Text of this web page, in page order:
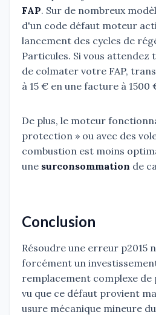
FAP. Sur de nombreux
d'un code défaut moteur
lancement des cycles de
Particules. Si vous attendez
de colmater votre FAP,
à 15 € en une facture à 1500
De plus, le moteur
protection » ou avec des
combustion est moins
une surconsommation de
Conclusion
Résoudre une erreur p2015
forcément un
remplacement complexe de
vu que ce défaut provient
usure mécanique mineure